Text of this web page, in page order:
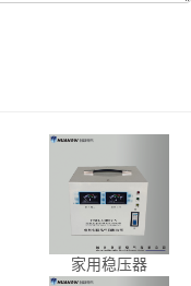
家用稳压器